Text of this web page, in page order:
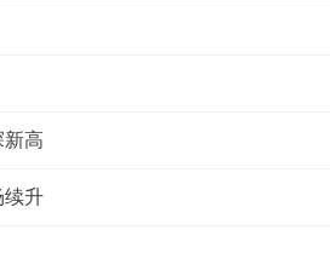
新高
续升